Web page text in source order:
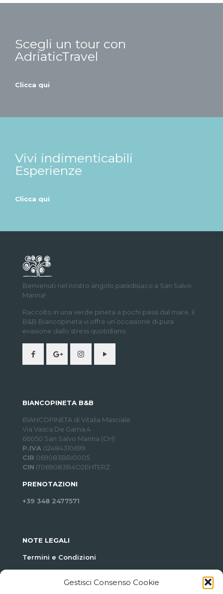
Gestisci Consenso Cookie
Scegli un tour con
AdriaticTravel
Clicca qui
Vivi indimenticabili
Esperienze
Clicca qui
Benvenuti nel nostro angolo paradisiaco a San Salvo
Marina!
Raccolto in una verde pineta a pochi passi dal mare, il
B&B Biancopineta vi offre un’occasione di pura
evasione dallo stress quotidiano.
BIANCOPINETA B&B
BIANCOPINETA di Vitalia Masciale
Via Vasca De Gama,4
66050 San Salvo Marina (CH)
P.IVA 02484310699
CIR 069083BBI0005
CIN IT069083B4O2EHTERZ
PRENOTAZIONI
+39 348 2477571
NOTE LEGALI
Termini e Condizioni